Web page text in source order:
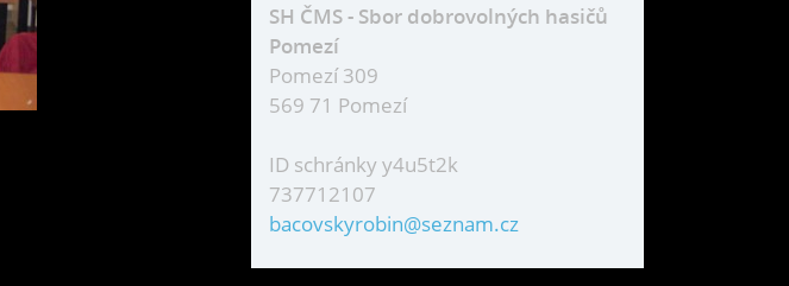
SH ČMS - Sbor dobrovolných hasičů
Pomezí
Pomezí 309
569 71 Pomezí
ID schránky y4u5t2k
737712107
bacovskyrobin@seznam.cz